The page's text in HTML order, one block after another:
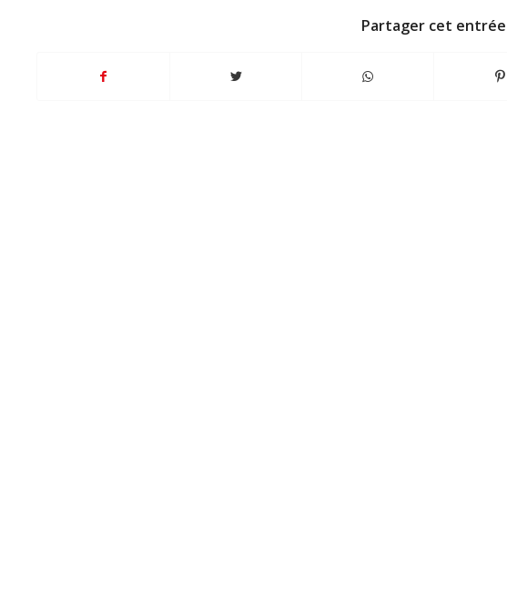
Partager cet entrée